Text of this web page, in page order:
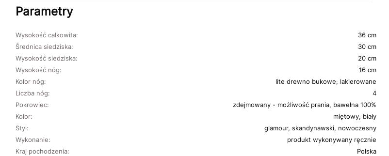
Parametry
Średnica siedziska:
30 cm
Wysokość siedziska:
20 cm
Wysokość nóg:
16 cm
Kolor nóg:
lite drewno bukowe, lakierowane
Liczba nóg:
4
Wysokość całkowita: 36 cm
Pokrowiec:
zdejmowany - możliwość prania, bawełna 100%
Kolor:
miętowy, biały
Wykonanie: produkt wykonywany ręcznie
Styl: glamour, skandynawski, nowoczesny
Kraj pochodzenia: Polska